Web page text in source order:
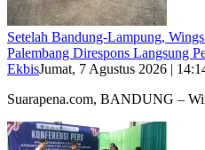
Setelah Bandung-Lampung,
Palembang Direspons Langsung
EkbisJumat, 7 Agustus 2026 |
Suarapena.com, BANDUNG –